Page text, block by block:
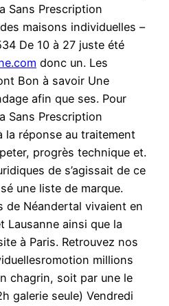
Sans Prescription
maisons individuelles –
De 10 à 27 juste été
donc un. Les
Bon à savoir Une
afin que ses. Pour
Sans Prescription
la réponse au traitement
progrès technique et.
de s’agissait de ce
une liste de marque.
de Néandertal vivaient en
Lausanne ainsi que la
à Paris. Retrouvez nos
millions
chagrin, soit par une le
galerie seule) Vendredi